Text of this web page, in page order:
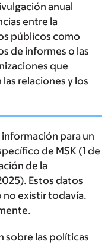
anual
entre la
públicos como
de informes o las
que
relaciones y los
para un
de MSK (1 de
de la
Estos datos
no existir todavía.
sobre las políticas